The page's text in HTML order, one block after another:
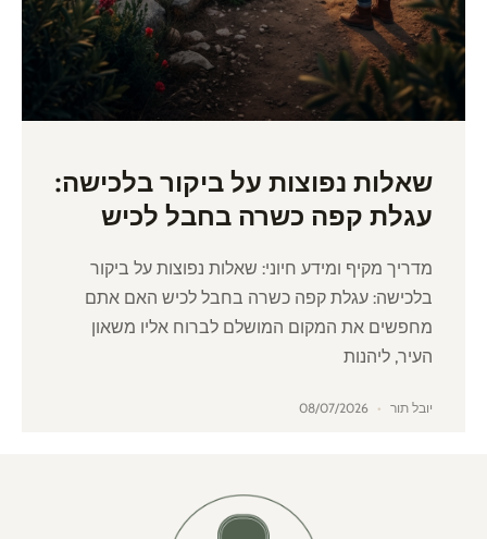
שאלות נפוצות על ביקור בלכישה:
עגלת קפה כשרה בחבל לכיש
מדריך מקיף ומידע חיוני: שאלות נפוצות על ביקור
בלכישה: עגלת קפה כשרה בחבל לכיש האם אתם
מחפשים את המקום המושלם לברוח אליו משאון
העיר, ליהנות
יובל תור